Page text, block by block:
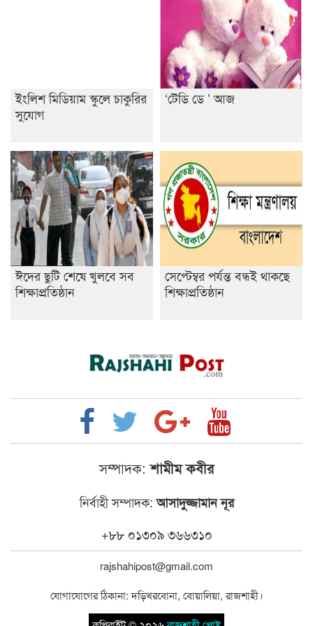
ইংলিশ মিডিয়াম স্কুলে চাকুরির
সুযোগ
‘টেডি ডে ’ আজ
ঈদের ছুটি শেষে খুলবে সব
শিক্ষাপ্রতিষ্ঠান
সেপ্টেম্বর পর্যন্ত বন্ধই থাকছে
শিক্ষাপ্রতিষ্ঠান
সম্পাদক: শামীম কবীর
নির্বাহী সম্পাদক:আসাদুজ্জামান নূর
+৮৮ ০১৩০৯ ৩৬৬৩১০
rajshahipost@gmail.com
যোগাযোগের ঠিকানা: দড়িখরবোনা, বোয়ালিয়া, রাজশাহী।